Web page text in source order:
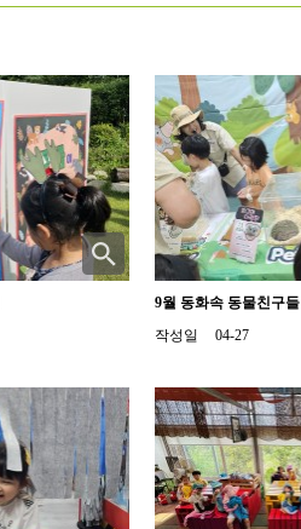
9월 동화속 동물친구들
작성일
04-27